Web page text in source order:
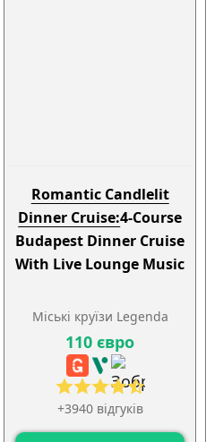
Romantic Candlelit
Dinner Cruise:4-Course
Budapest Dinner Cruise
With Live Lounge Music
Міські круїзи Legenda
+3940 відгуків
110 євро